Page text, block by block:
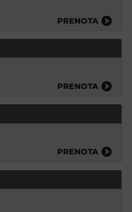
PRENOTA
PRENOTA
PRENOTA